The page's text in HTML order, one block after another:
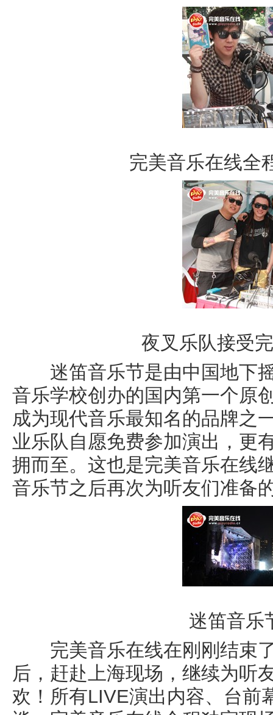
完美音乐在线全
夜叉乐队接受
迷笛音乐节是由中国地下
音乐学校创办的国内第一个原
成为现代音乐最知名的品牌之
业乐队自愿免费参加演出，更
拥而至。这也是完美音乐在线
音乐节之后再次为听友们准备
迷笛音乐
完美音乐在线在刚刚结束了
后，赶赴上海现场，继续为听
欢！所有LIVE演出内容、台前